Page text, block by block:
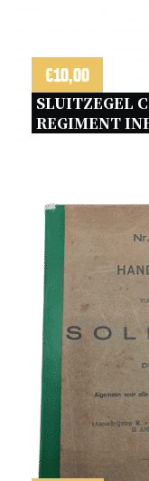
€10,00
SLUITZEGEL
REGIMENT